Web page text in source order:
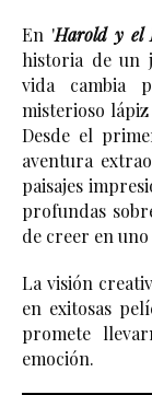
En 'Harold y el
historia de un
vida cambia
misterioso
Desde el
aventura
paisajes
profundas
de creer en uno
La visión
en exitosas
promete
emoción.